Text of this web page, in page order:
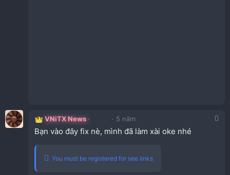
VNiTX News 5 năm
Bạn vào đây fix nè, mình đã làm xài oke nhé
You must be registered for see links